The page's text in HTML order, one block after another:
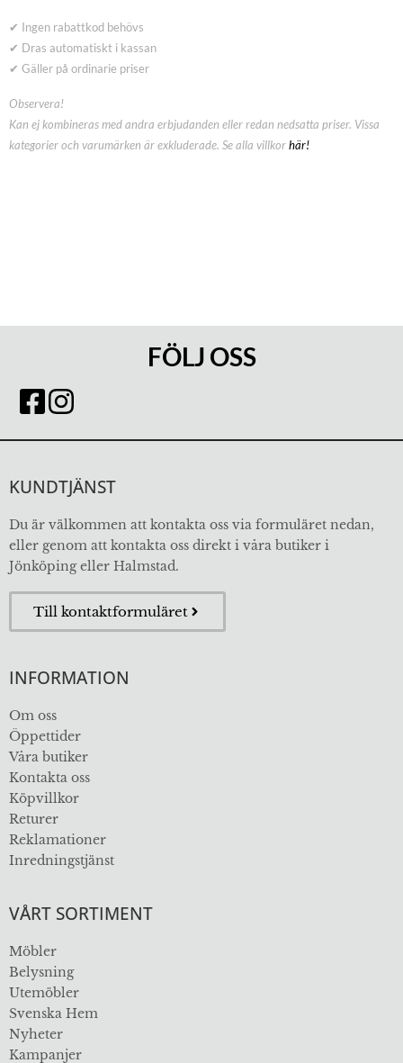
✔ Ingen rabattkod behövs
✔ Dras automatiskt i kassan
✔ Gäller på ordinarie priser
Observera!
Kan ej kombineras med andra erbjudanden eller redan nedsatta priser. Vissa
kategorier och varumärken är exkluderade. Se alla villkorhär!
FÖLJ OSS
KUNDTJÄNST
Du är välkommen att kontakta oss via formuläret nedan,
eller genom att kontakta oss direkt i våra butiker i
Jönköping eller Halmstad.
Till kontaktformuläret
INFORMATION
Om oss
Öppettider
Våra butiker
Kontakta oss
Köpvillkor
Returer
Reklamationer
Inredningstjänst
VÅRT SORTIMENT
Möbler
Belysning
Utemöbler
Svenska Hem
Nyheter
Kampanjer